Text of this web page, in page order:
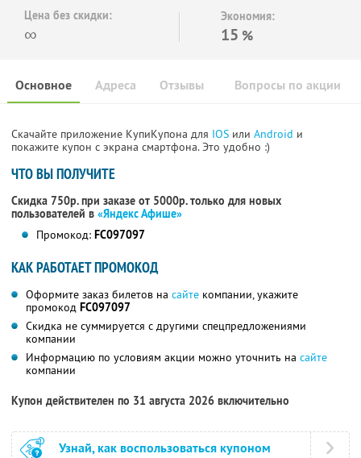
Цена без скидки:
∞
Экономия:
15 %
Основное Отзывы Вопросы по акции
Адреса
Скачайте приложение КупиКупона для IOS или Android и
покажите купон с экрана смартфона. Это удобно :)
ЧТО ВЫ ПОЛУЧИТЕ
Скидка 750р. при заказе от 5000р. только для новых
пользователей в «Яндекс Афише»
Промокод: FC097097
КАК РАБОТАЕТ ПРОМОКОД
Оформите заказ билетов на сайте компании, укажите
промокод FC097097
Скидка не суммируется с другими спецпредложениями
компании
Информацию по условиям акции можно уточнить на сайте
компании
Купон действителен по 31 августа 2026 включительно
Узнай, как воспользоваться купоном